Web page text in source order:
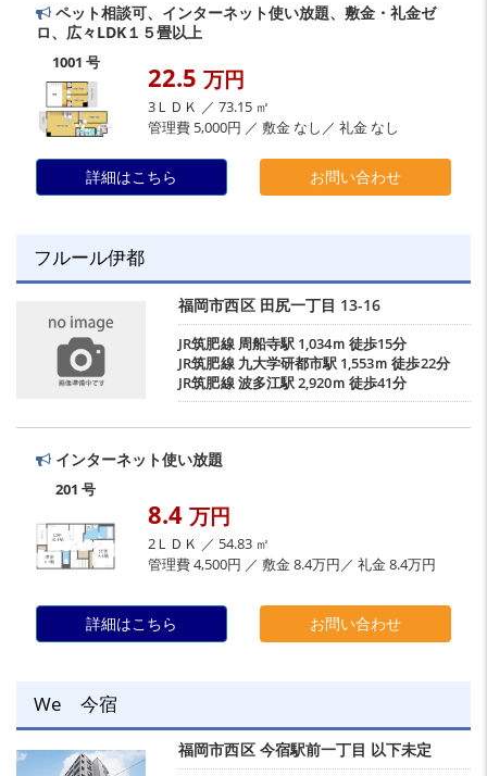
ペット相談可、インターネット使い放題、敷金・礼金ゼ
ロ、広々LDK１５畳以上
1001 号 22.5 万円
3ＬＤＫ ／ 73.15 ㎡
管理費 5,000円 ／ 敷金 なし／ 礼金 なし
詳細はこちら お問い合わせ
フルール伊都
福岡市西区 田尻一丁目 13-16
JR筑肥線 周船寺駅1,034ｍ 徒歩15分
JR筑肥線 九大学研都市駅 1,553ｍ 徒歩22分
JR筑肥線波多江駅2,920ｍ 徒歩41分
インターネット使い放題
201 号
8.4 万円
2ＬＤＫ ／ 54.83 ㎡
管理費 4,500円 ／ 敷金 8.4万円／ 礼金 8.4万円
詳細はこちら お問い合わせ
We 今宿
福岡市西区 今宿駅前一丁目 以下未定